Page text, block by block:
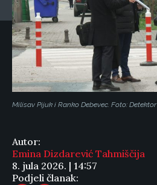
Milisav Pijuk i Ranko Debevec. Foto: Detektor
Autor:
Emina Dizdarević Tahmiščija
8. jula 2026. | 14:57
Podjeli članak: